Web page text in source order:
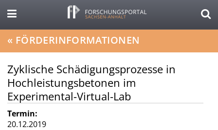
« FÖRDERINFORMATIONEN
Zyklische Schädigungsprozesse in
Hochleistungsbetonen im
Experimental-Virtual-Lab
Termin:
20.12.2019